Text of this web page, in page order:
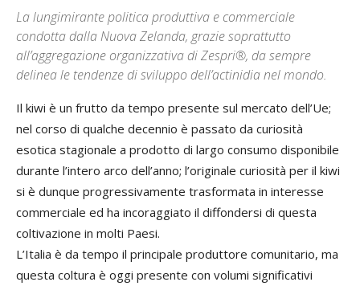
La lungimirante politica produttiva e commerciale
condotta dalla Nuova Zelanda, grazie soprattutto
all’aggregazione organizzativa di Zespri®, da sempre
delinea le tendenze di sviluppo dell’actinidia nel mondo.
Il kiwi è un frutto da tempo presente sul mercato dell’Ue;
nel corso di qualche decennio è passato da curiosità
esotica stagionale a prodotto di largo consumo disponibile
durante l’intero arco dell’anno; l’originale curiosità per il kiwi
si è dunque progressivamente trasformata in interesse
commerciale ed ha incoraggiato il diffondersi di questa
coltivazione in molti Paesi.
L’Italia è da tempo il principale produttore comunitario, ma
questa coltura è oggi presente con volumi significativi